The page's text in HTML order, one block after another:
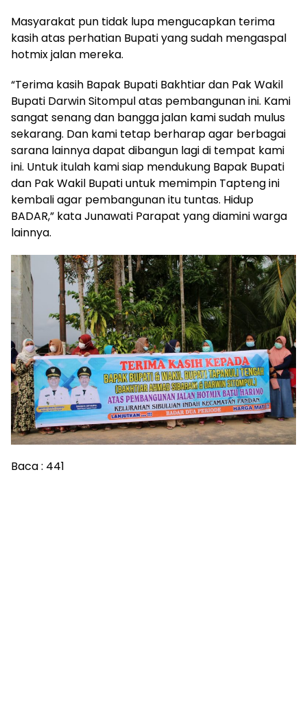
Masyarakat pun tidak lupa mengucapkan terima
kasih atas perhatian Bupati yang sudah mengaspal
hotmix jalan mereka.
“Terima kasih Bapak Bupati Bakhtiar dan Pak Wakil
Bupati Darwin Sitompul atas pembangunan ini. Kami
sangat senang dan bangga jalan kami sudah mulus
sekarang. Dan kami tetap berharap agar berbagai
sarana lainnya dapat dibangun lagi di tempat kami
ini. Untuk itulah kami siap mendukung Bapak Bupati
dan Pak Wakil Bupati untuk memimpin Tapteng ini
kembali agar pembangunan itu tuntas. Hidup
BADAR,” kata Junawati Parapat yang diamini warga
lainnya.
Baca : 441